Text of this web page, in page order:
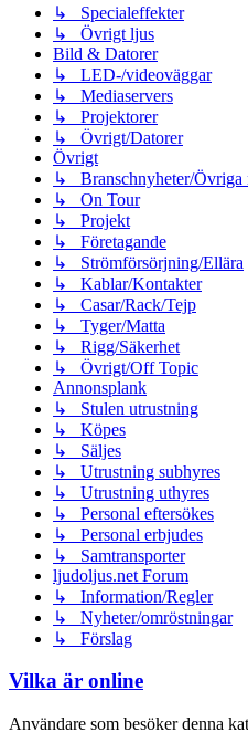
↳ Specialeffekter
↳ Övrigt ljus
Bild & Datorer
↳ LED-/videoväggar
↳ Mediaservers
↳ Projektorer
↳ Övrigt/Datorer
Övrigt
↳ Branschnyheter/Övriga
↳ On Tour
↳ Projekt
↳ Företagande
↳ Strömförsörjning/Ellära
↳ Kablar/Kontakter
↳ Casar/Rack/Tejp
↳ Tyger/Matta
↳ Rigg/Säkerhet
↳ Övrigt/Off Topic
Annonsplank
↳ Stulen utrustning
↳ Köpes
↳ Säljes
↳ Utrustning subhyres
↳ Utrustning uthyres
↳ Personal eftersökes
↳ Personal erbjudes
↳ Samtransporter
ljudoljus.net Forum
↳ Information/Regler
↳ Nyheter/omröstningar
↳ Förslag
Vilka är online
Användare som besöker denna